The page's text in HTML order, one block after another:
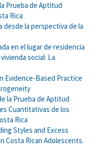
Prueba de Aptitud
Rica
desde la perspectiva de la
en el lugar de residencia
social: La
Evidence-Based Practice
la Prueba de Aptitud
Cuantitativas de los
Rica
Styles and Excess
Costa Rican Adolescents.